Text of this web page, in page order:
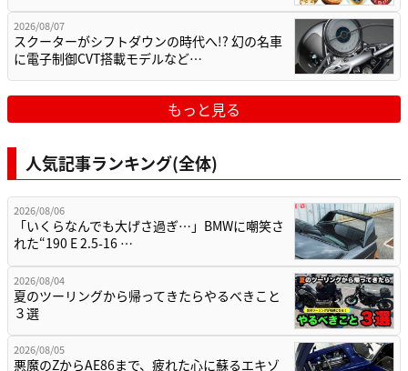
2026/08/07
スクーターがシフトダウンの時代へ!? 幻の名車
に電子制御CVT搭載モデルなど…
もっと見る
人気記事ランキング(全体)
2026/08/06
「いくらなんでも大げさ過ぎ…」BMWに嘲笑さ
れた“190 E 2.5-16 …
2026/08/04
夏のツーリングから帰ってきたらやるべきこと
３選
2026/08/05
悪魔のZからAE86まで、疲れた心に蘇るエキゾ